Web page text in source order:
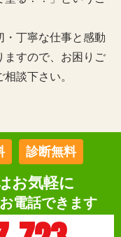
・丁寧な仕事と感動
ますので、お困りご
談下さい。
診断無料
お気軽に
電話できます